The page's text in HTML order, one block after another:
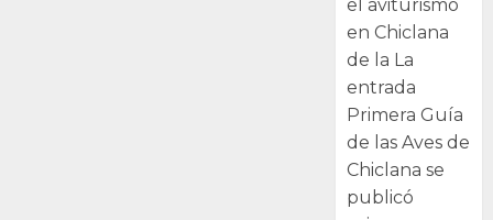
el aviturismo
en Chiclana
de la La
entrada
Primera Guía
de las Aves de
Chiclana se
publicó